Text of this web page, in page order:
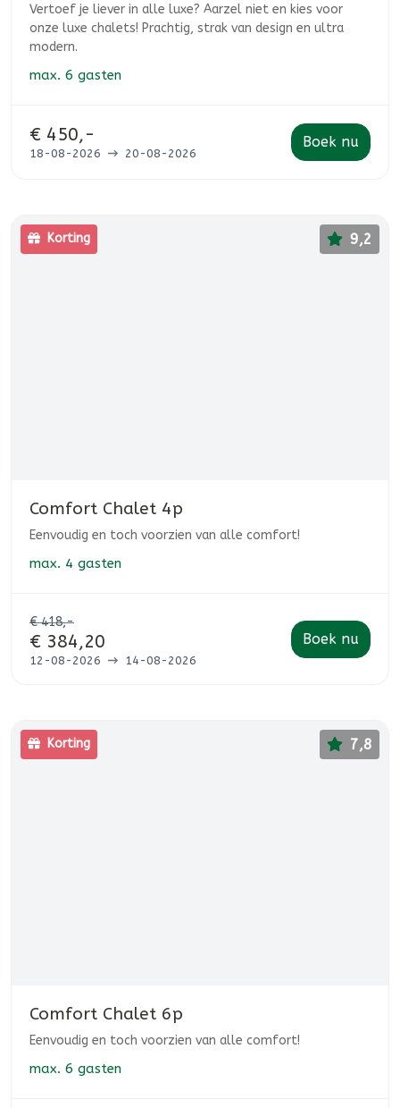
Vertoef je liever in alle luxe? Aarzel niet en kies voor
onze luxe chalets! Prachtig, strak van design en ultra
modern.
max. 6 gasten
€ 450,-
18-08-2026 20-08-2026
Boek nu
Korting 9,2
Comfort Chalet 4p
Eenvoudig en toch voorzien van alle comfort!
max. 4 gasten
€ 418,-
€ 384,20
12-08-2026 14-08-2026
Boek nu
Korting 7,8
Comfort Chalet 6p
Eenvoudig en toch voorzien van alle comfort!
max. 6 gasten